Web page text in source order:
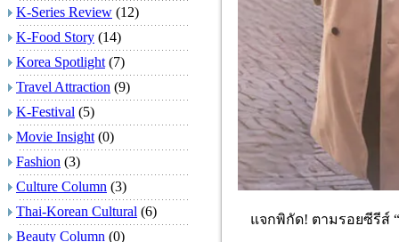
K-Series Review (12)
K-Food Story (14)
Korea Spotlight (7)
Travel Attraction (9)
K-Festival (5)
Movie Insight (0)
Fashion (3)
Culture Column (3)
Thai-Korean Cultural (6)
Beauty Column (0)
แจกพิกัด! ตามรอยซีรีส์